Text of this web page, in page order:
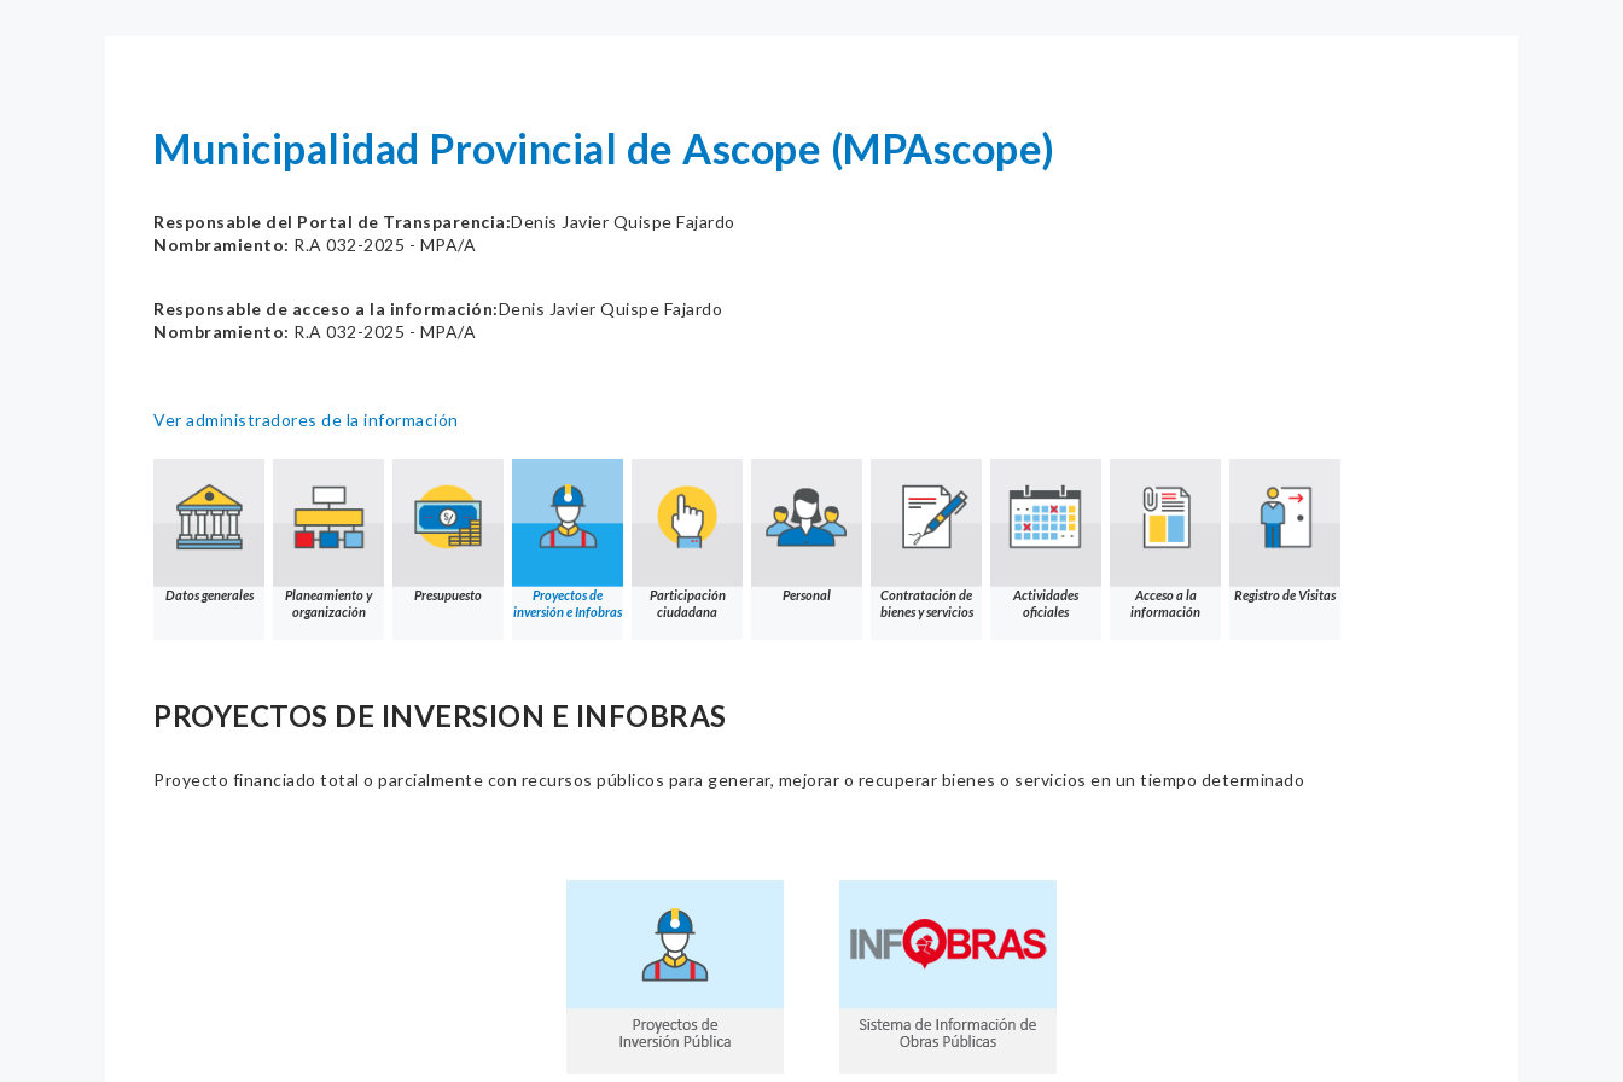
Municipalidad Provincial de Ascope (MPAscope)
Responsable del Portal de Transparencia:Denis Javier Quispe Fajardo
Nombramiento: R.A 032-2025 - MPA/A
Responsable de acceso a la información:Denis Javier Quispe Fajardo
Nombramiento: R.A 032-2025 - MPA/A
Ver administradores de la información
Datos generales
Planeamiento y
organización
Presupuesto
Proyectos de
inversión e Infobras
Participación
ciudadana
Personal
Contratación de
bienes y servicios
Actividades
oficiales
Acceso a la
información
Registro de Visitas
PROYECTOS DE INVERSION E INFOBRAS
Proyecto financiado total o parcialmente con recursos públicos para generar, mejorar o recuperar bienes o servicios en un tiempo determinado